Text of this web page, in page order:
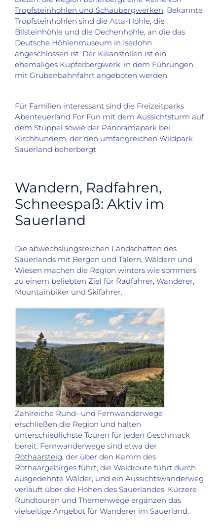
Tropfsteinhöhlen und Schaubergwerken. Bekannte
Tropfsteinhöhlen sind die Atta-Höhle, die
Bilsteinhöhle und die Dechenhöhle, an die das
Deutsche Höhlenmuseum in Iserlohn
angeschlossen ist. Der Kilianstollen ist ein
ehemaliges Kupferbergwerk, in dem Führungen
mit Grubenbahnfahrt angeboten werden.
Für Familien interessant sind die Freizeitparks
Abenteuerland For Fun mit dem Aussichtsturm auf
dem Stüppel sowie der Panoramapark bei
Kirchhundem, der den umfangreichen Wildpark
Sauerland beherbergt.
Wandern, Radfahren,
Schneespaß: Aktiv im
Sauerland
Die abwechslungsreichen Landschaften des
Sauerlands mit Bergen und Tälern, Wäldern und
Wiesen machen die Region winters wie sommers
zu einem beliebten Ziel für Radfahrer, Wanderer,
Mountainbiker und Skifahrer.
Zahlreiche Rund- und Fernwanderwege
erschließen die Region und halten
unterschiedlichste Touren für jeden Geschmack
bereit. Fernwanderwege sind etwa der
Rothaarsteig, der über den Kamm des
Rothaargebirges führt, die Waldroute führt durch
ausgedehnte Wälder, und ein Aussichtswanderweg
verläuft über die Höhen des Sauerlandes. Kürzere
Rundtouren und Themenwege ergänzen das
vielseitige Angebot für Wanderer im Sauerland.